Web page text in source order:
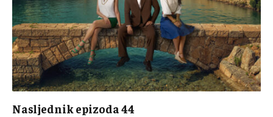
Nasljednik epizoda 44